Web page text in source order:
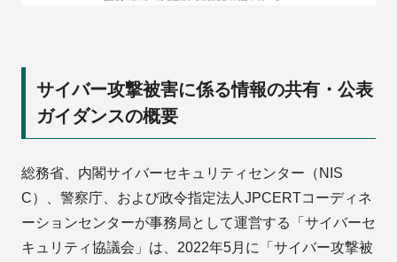
サイバー攻撃被害に係る情報の共有・公表
ガイダンスの概要
総務省、内閣サイバーセキュリティセンター（NIS
C）、警察庁、および政令指定法人JPCERTコーディネ
ーションセンターが事務局として運営する「サイバーセ
キュリティ協議会」は、2022年5月に「サイバー攻撃被